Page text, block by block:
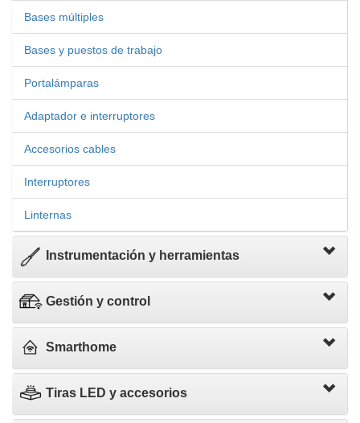
Bases múltiples
Bases y puestos de trabajo
Portalámparas
Adaptador e interruptores
Accesorios cables
Interruptores
Linternas
Instrumentación y herramientas
Gestión y control
Smarthome
Tiras LED y accesorios